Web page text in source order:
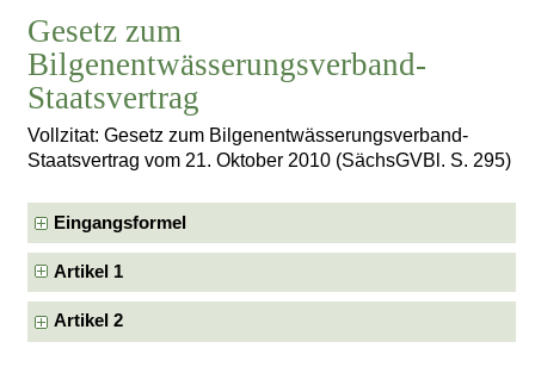
Gesetz zum
Bilgenentwässerungsverband-
Staatsvertrag
Vollzitat: Gesetz zum Bilgenentwässerungsverband-
Staatsvertrag vom 21. Oktober 2010 (SächsGVBl. S. 295)
Eingangsformel
Artikel 1
Artikel 2